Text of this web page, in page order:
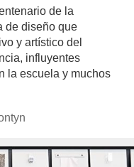
de la
de diseño que
y artístico del
influyentes
la escuela y muchos
author/joselina-